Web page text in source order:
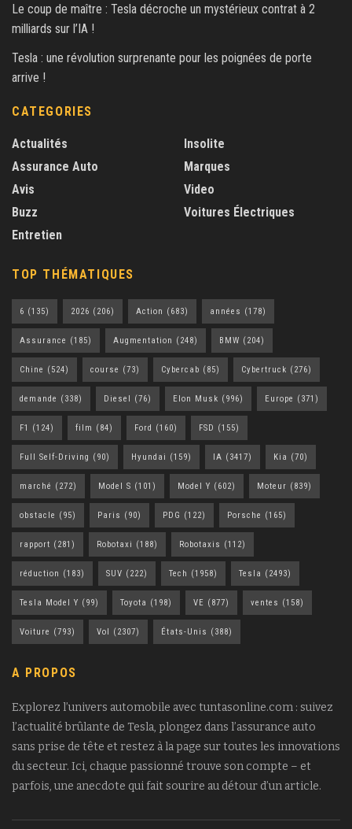
Le coup de maître : Tesla décroche un mystérieux contrat à 2
milliards sur l’IA !
Tesla : une révolution surprenante pour les poignées de porte
arrive !
CATEGORIES
Actualités
Assurance Auto
Avis
Buzz
Entretien
Insolite
Marques
Video
Voitures Électriques
TOP THÉMATIQUES
6 (135) 2026 (206) Action (683) années (178)
Assurance (185) Augmentation (248) BMW (204)
Chine (524) course (73) Cybercab (85) Cybertruck (276)
demande (338) Diesel (76) Elon Musk (996) Europe (371)
F1 (124) film (84) Ford (160) FSD (155)
Full Self-Driving (90) Hyundai (159) IA (3417) Kia (70)
marché (272) Model S (101) Model Y (602) Moteur (839)
obstacle (95) Paris (90) PDG (122) Porsche (165)
rapport (281) Robotaxi (188) Robotaxis (112)
réduction (183) SUV (222) Tech (1958) Tesla (2493)
Tesla Model Y (99) Toyota (198) VE (877) ventes (158)
Voiture (793) Vol (2307) États-Unis (388)
A PROPOS
Explorez l’univers automobile avec tuntasonline.com : suivez
l’actualité brûlante de Tesla, plongez dans l’assurance auto
sans prise de tête et restez à la page sur toutes les innovations
du secteur. Ici, chaque passionné trouve son compte – et
parfois, une anecdote qui fait sourire au détour d’un article.